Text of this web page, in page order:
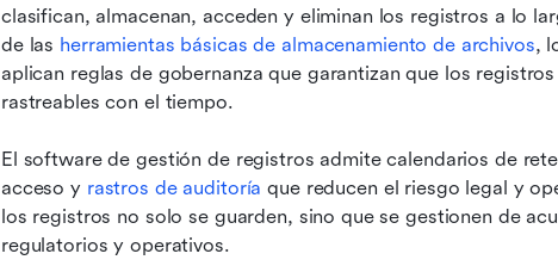
clasifican, almacenan, acceden y eliminan los registros a lo
de las herramientas básicas de almacenamiento de archivos,
aplican reglas de gobernanza que garantizan que los
rastreables con el tiempo.
El software de gestión de registros admite calendarios de
acceso y rastros de auditoría que reducen el riesgo legal y
los registros no solo se guarden, sino que se gestionen de
regulatorios y operativos.